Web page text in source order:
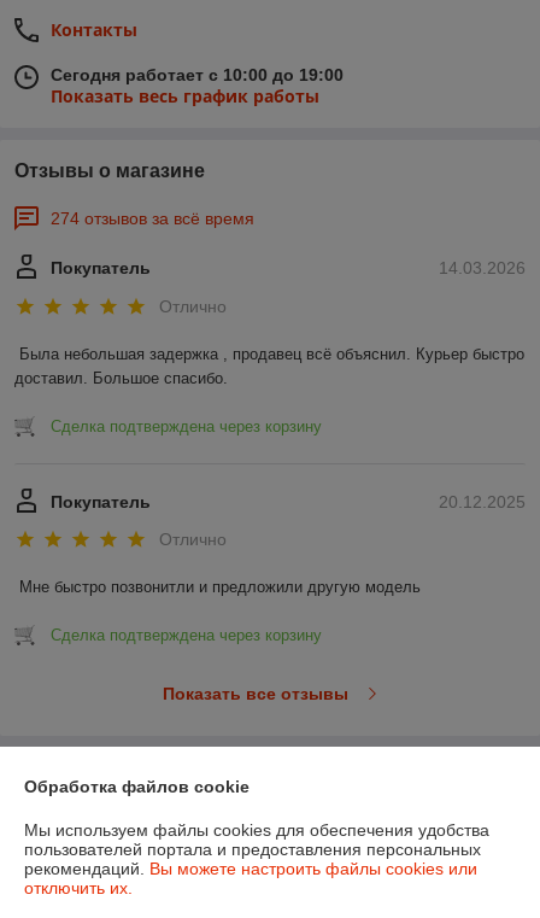
Контакты
Сегодня работает с 10:00 до 19:00
Показать весь график работы
Отзывы о магазине
274 отзывов за всё время
14.03.2026
Покупатель
Отлично
Была небольшая задержка , продавец всё объяснил. Курьер быстро
доставил. Большое спасибо.
Сделка подтверждена через корзину
20.12.2025
Покупатель
Отлично
Мне быстро позвонитли и предложили другую модель
Сделка подтверждена через корзину
Показать все отзывы
Контакты
Доставка и оплата
Обработка файлов cookie
Мы используем файлы cookies для обеспечения удобства
пользователей портала и предоставления персональных
рекомендаций. Вы можете настроить файлы cookies или
отключить их.